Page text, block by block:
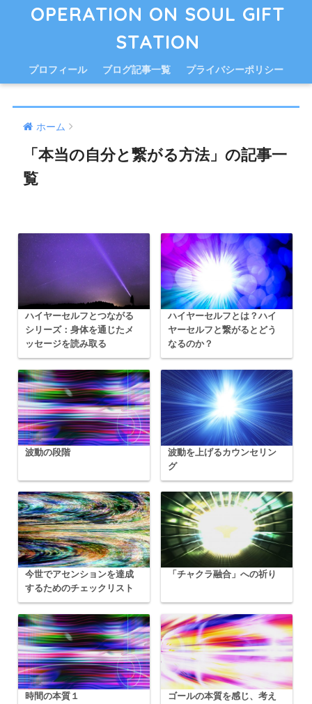
OPERATION ON SOUL GIFT
STATION
プロフィール ブログ記事一覧 プライバシーポリシー
ホーム
「本当の自分と繋がる方法」の記事一
覧
ハイヤーセルフとつながる
シリーズ：身体を通じたメ
ッセージを読み取る
ハイヤーセルフとは？ハイ
ヤーセルフと繋がるとどう
なるのか？
波動の段階
波動を上げるカウンセリン
グ
今世でアセンションを達成
するためのチェックリスト
「チャクラ融合」への祈り
時間の本質１
ゴールの本質を感じ、考え